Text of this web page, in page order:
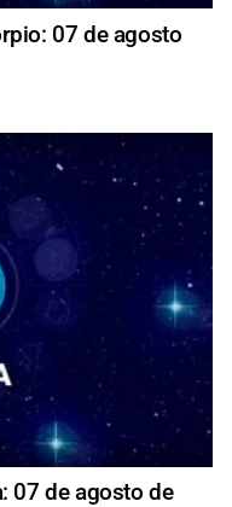
07 de agosto
07 de agosto de